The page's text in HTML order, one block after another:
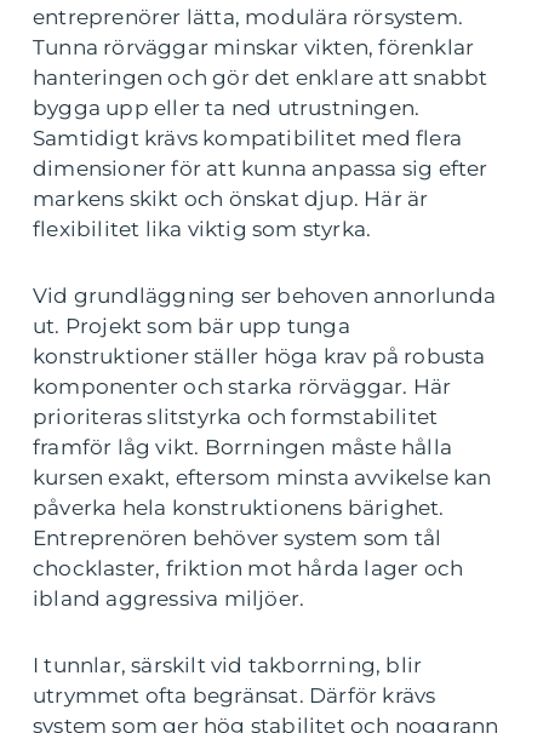
entreprenörer lätta, modulära rörsystem.
Tunna rörväggar minskar vikten, förenklar
hanteringen och gör det enklare att snabbt
bygga upp eller ta ned utrustningen.
Samtidigt krävs kompatibilitet med flera
dimensioner för att kunna anpassa sig efter
markens skikt och önskat djup. Här är
flexibilitet lika viktig som styrka.
Vid grundläggning ser behoven annorlunda
ut. Projekt som bär upp tunga
konstruktioner ställer höga krav på robusta
komponenter och starka rörväggar. Här
prioriteras slitstyrka och formstabilitet
framför låg vikt. Borrningen måste hålla
kursen exakt, eftersom minsta avvikelse kan
påverka hela konstruktionens bärighet.
Entreprenören behöver system som tål
chocklaster, friktion mot hårda lager och
ibland aggressiva miljöer.
I tunnlar, särskilt vid takborrning, blir
utrymmet ofta begränsat. Därför krävs
system som ger hög stabilitet och noggrann